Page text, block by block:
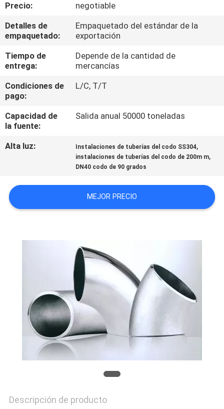
CALIDAD
ÉNTRENOS
EN
CONTACTO
CON
NOTICIAS
MAPA
DEL
Precio:
negotiable
Detalles de
empaquetado:
Empaquetado del estándar de la
exportación
Tiempo de
entrega:
Depende de la cantidad de
mercancías
Condiciones de
pago:
L/C, T/T
Capacidad de
la fuente:
Salida anual 50000 toneladas
Alta luz: Instalaciones de tuberías del codo SS304,
instalaciones de tuberías del codo de 200m m,
DN40 codo de 90 grados
MEJOR PRECIO
Descripción de producto